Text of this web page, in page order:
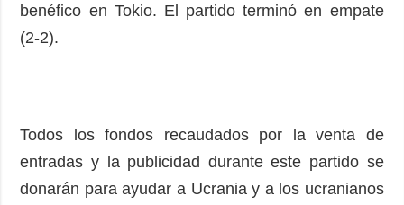
benéfico en Tokio. El partido terminó en empate
(2-2).
Todos los fondos recaudados por la venta de
entradas y la publicidad durante este partido se
donarán para ayudar a Ucrania y a los ucranianos